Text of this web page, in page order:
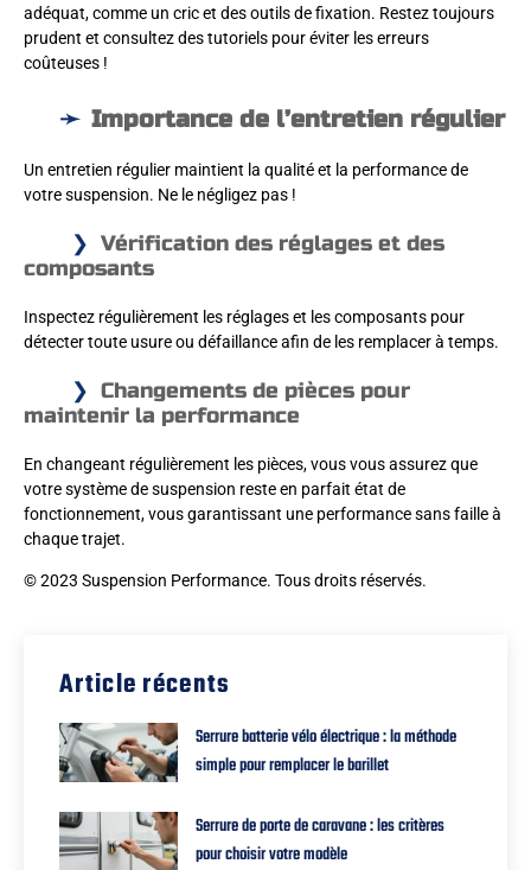
adéquat, comme un cric et des outils de fixation. Restez toujours
prudent et consultez des tutoriels pour éviter les erreurs
coûteuses !
Importance de l’entretien régulier
Un entretien régulier maintient la qualité et la performance de
votre suspension. Ne le négligez pas !
Vérification des réglages et des
composants
Inspectez régulièrement les réglages et les composants pour
détecter toute usure ou défaillance afin de les remplacer à temps.
Changements de pièces pour
maintenir la performance
En changeant régulièrement les pièces, vous vous assurez que
votre système de suspension reste en parfait état de
fonctionnement, vous garantissant une performance sans faille à
chaque trajet.
© 2023 Suspension Performance. Tous droits réservés.
Article récents
Serrure batterie vélo électrique : la méthode
simple pour remplacer le barillet
Serrure de porte de caravane : les critères
pour choisir votre modèle